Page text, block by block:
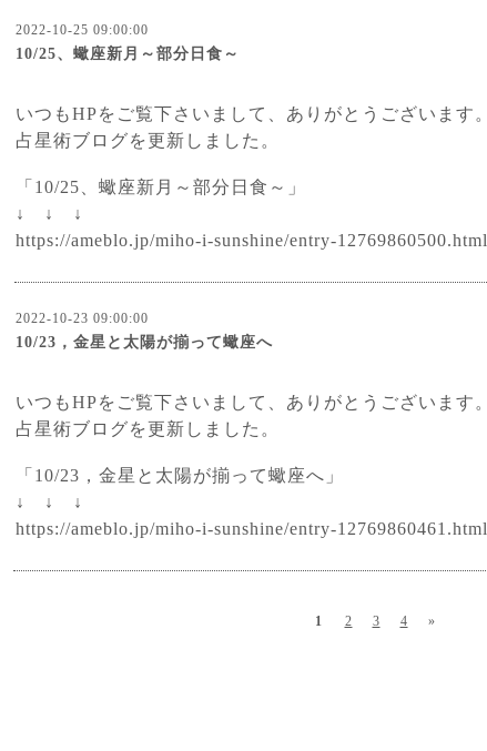
2022-10-25 09:00:00
10/25、蠍座新月～部分日食～
いつもHPをご覧下さいまして、ありがとうございます。
占星術ブログを更新しました。
「10/25、蠍座新月～部分日食～」
↓ ↓ ↓
https://ameblo.jp/miho-i-sunshine/entry-12769860500.html
2022-10-23 09:00:00
10/23，金星と太陽が揃って蠍座へ
いつもHPをご覧下さいまして、ありがとうございます。
占星術ブログを更新しました。
「10/23，金星と太陽が揃って蠍座へ」
↓ ↓ ↓
https://ameblo.jp/miho-i-sunshine/entry-12769860461.html
1 2 3 4 »